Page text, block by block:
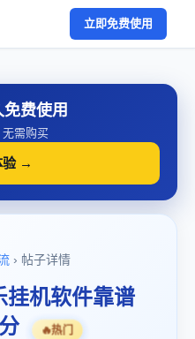
立即免费使用
费使用
无需购买
验 →
› 帖子详情
挂机软件靠谱
🔥热门